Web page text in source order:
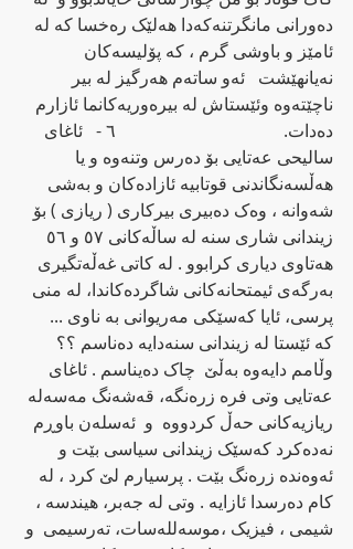
ئامێز و باوشی گرم ، که‌ پۆلیسه‌کان
نه‌یانهێشت   ئه‌و ساته‌م هه‌رگیز له‌ بیر
ناچێته‌وه وئێستاش له‌ بیره‌وریه‌کانما ئازارم
ده‌دات‌.                                      ٦ -   ئاغای
سالیحی عه‌تایی بۆ ده‌رس وتنه‌وه‌ و یا
هه‌ڵسه‌نگاندنی قوتابیه‌ ئازاده‌کان و به‌شی
شه‌وانه‌ ، وه‌ک ده‌بیری بیرکاری ( ریازی ) بۆ
هه‌تاوی دیاری کرابوو . له‌ کاتی غه‌ڵه‌تگیری
به‌رگه‌ی ئیمتحانه‌کانی شاگرده‌کاندا، له‌ منی
پرسی، ئایا که‌سێکی مه‌ریوانی به‌ ناوی ...
که‌ ئێستا له‌ زیندانی سنه‌دایه‌ ده‌ناسم ؟؟
وڵامم دایه‌وه‌ به‌ڵێ  چاک ده‌یناسم . ئاغای
ریازیه‌کانی حه‌ڵ کردووه‌  و  ئه‌سله‌ن باوڕم
نه‌ده‌کرد که‌سێک زیندانی سیاسی بێت و
کام ده‌رسدا ئازایه‌ . وتی له‌ جه‌بر، هیندسه‌ ،
شیمی ، فیزیک ،موسه‌لله‌سات، ته‌رسیمی  و